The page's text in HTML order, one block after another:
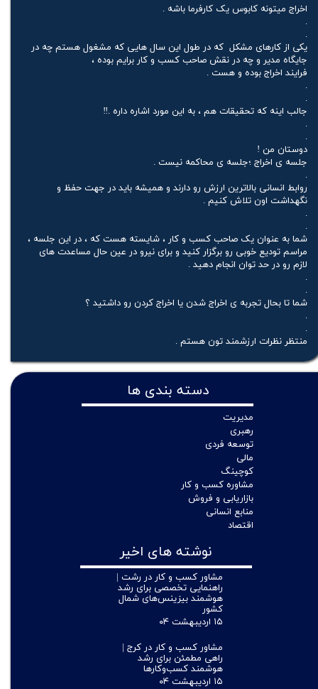
اخراج میتونه کابوس یک کارفرما باشه .
.
.
یکی از کارهای مشکل که در طول این سال هایی که مشغول هستم چه در
جایگاه مدیر و چه در نقش صاحب کسب و کار برایم بوده ،
فرایند اخراج بوده و هست .
.
.
جالب اینه که تحقیقات هم ، به این مورد اشاره داره .‼️
.
.
دوستان من !
جلسه ی اخراج ؛جلسه ی محاکمه نیست .
.
روابط انسانی بالاترین ارزش رو دارند و همیشه باید در جهت حفظ و
نگهداشت اون تلاش کنیم .
.
.
شما به عنوان یک صاحب کسب و کار ، شایسته هست که ، در این جلسه ،
مراسم تودیع خوبی رو برگزار کنید و برای نیرو در عین حال مساعدت های
لازم رو در حد توان انجام دهید .
.
.
شما تا بحال تجربه ی اخراج شدن یا اخراج کردن رو داشتید ؟
.
.
منتظر نظرات ارزشمند تون هستم .
نوشته های اخیر
مشاور کسب و کار در رشت |
راهنمایی تخصصی برای رشد
هوشمند بیزینس‌های شمال
کشور
۱۵ اردیبهشت ۰۴
مشاور کسب و کار در کرج |
راهی مطمئن برای رشد
هوشمند کسب‌وکارها
۱۵ اردیبهشت ۰۴
دسته بندی ها
مدیریت
رهبری
توسعه فردی
مالی
کوچینگ
مشاوره کسب و کار
بازاریابی و فروش
منابع انسانی
اقتصاد